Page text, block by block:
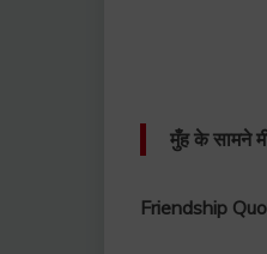
मुँह के सामने
Friendship